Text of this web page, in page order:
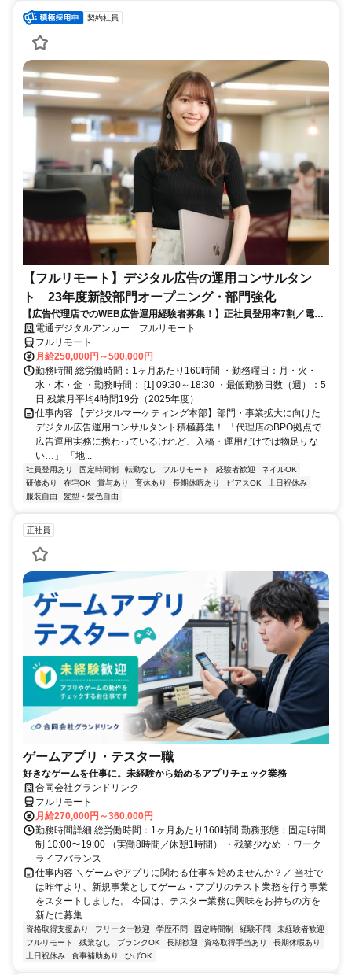
契約社員
【フルリモート】デジタル広告の運用コンサルタン
ト 23年度新設部門オープニング・部門強化
【広告代理店でのWEB広告運用経験者募集！】正社員登用率7割／電通
G／全国×完全在宅／年休126日・土日祝休み／残業月平均4時間19分
電通デジタルアンカー フルリモート
フルリモート
月給250,000円～500,000円
勤務時間 総労働時間：1ヶ月あたり160時間 ・勤務曜日：月・火・
水・木・金 ・勤務時間： [1] 09:30～18:30 ・最低勤務日数（週）：5
日 残業月平均4時間19分（2025年度）
仕事内容 【デジタルマーケティング本部】部門・事業拡大に向けた
デジタル広告運用コンサルタント積極募集！ 「代理店のBPO拠点で
広告運用実務に携わっているけれど、入稿・運用だけでは物足りな
い…」 「地...
社員登用あり 固定時間制 転勤なし フルリモート 経験者歓迎
ネイルOK
研修あり
在宅OK 賞与あり 育休あり 長期休暇あり ピアスOK
土日祝休み
服装自由
髪型・髪色自由
正社員
ゲームアプリ・テスター職
好きなゲームを仕事に。未経験から始めるアプリチェック業務
合同会社グランドリンク
フルリモート
月給270,000円～360,000円
勤務時間詳細 総労働時間：1ヶ月あたり160時間 勤務形態：固定時間
制 10:00〜19:00 （実働8時間／休憩1時間） ・残業少なめ ・ワーク
ライフバランス
仕事内容 ＼ゲームやアプリに関わる仕事を始めませんか？／ 当社で
は昨年より、新規事業としてゲーム・アプリのテスト業務を行う事業
をスタートしました。 今回は、テスター業務に興味をお持ちの方を
新たに募集...
資格取得支援あり フリーター歓迎 学歴不問 固定時間制 経験不問
未経験者歓迎
フルリモート
残業なし ブランクOK 長期歓迎 資格取得手当あり
長期休暇あり
土日祝休み
食事補助あり ひげOK